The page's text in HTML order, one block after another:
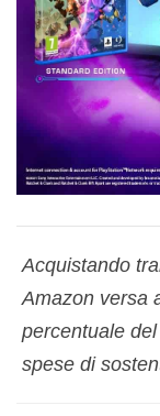
Acquistando
Amazon versa
percentuale
spese di